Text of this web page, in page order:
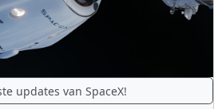
updates van SpaceX!